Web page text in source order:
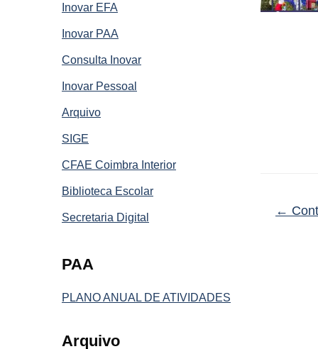
Inovar EFA
Inovar PAA
Consulta Inovar
Inovar Pessoal
Arquivo
SIGE
CFAE Coimbra Interior
Biblioteca Escolar
Secretaria Digital
PAA
PLANO ANUAL DE ATIVIDADES
Arquivo
←